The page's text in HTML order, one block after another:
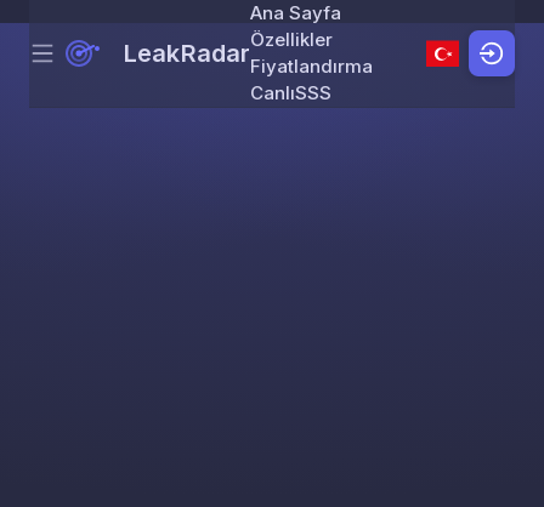
Skip to content
Menu LeakRadar
Ana Sayfa
Özellikler
Fiyatlandırma
CanlıSSS